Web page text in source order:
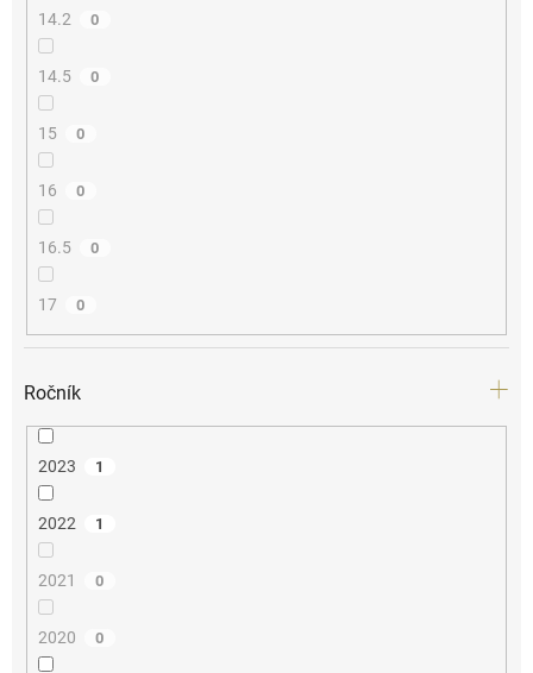
14.2 0
14.5 0
15 0
16 0
16.5 0
17 0
Ročník
2023 1
2022 1
2021 0
2020 0